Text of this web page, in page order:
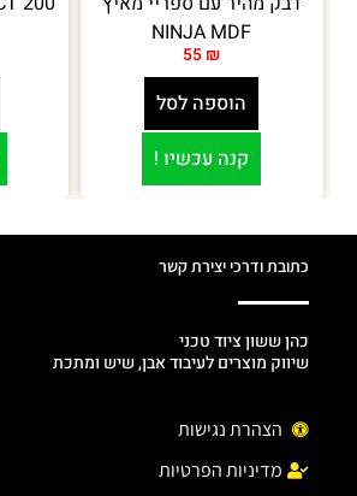
NINJA MDF
55 ₪
הוספה לסל
קנה עכשיו !
כתובת ודרכי יצירת קשר
כהן ששון ציוד טכני
שיווק מוצרים לעיבוד אבן, שיש ומתכת
הצהרת נגישות
מדיניות הפרטיות